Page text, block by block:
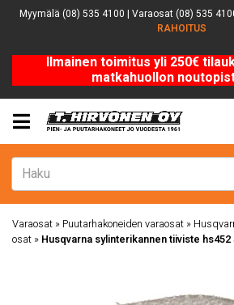
Myymälä (08) 535 4100 | Varaosat (08) 535
RAHOITUS
Ilmainen toimitus yli 250€
matkahuollon
Varaosat » Puutarhakoneiden varaosat »
osat » Husqvarna sylinterikannen tiiviste hs452